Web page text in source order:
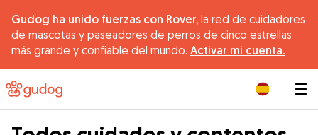
Gudog ha unido fuerzas con Rover, la red de cuidadores
de mascotas y paseadores de perros de cinco estrellas
más grande y confiable del mundo. Activar mi cuenta.